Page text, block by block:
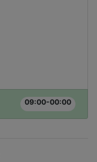
09:00-00:00